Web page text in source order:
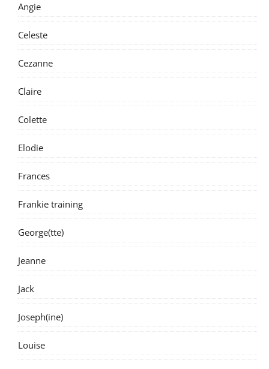
Angie
Celeste
Cezanne
Claire
Colette
Elodie
Frances
Frankie training
George(tte)
Jeanne
Jack
Joseph(ine)
Louise